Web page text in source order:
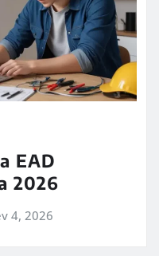
EAD
2026
4, 2026